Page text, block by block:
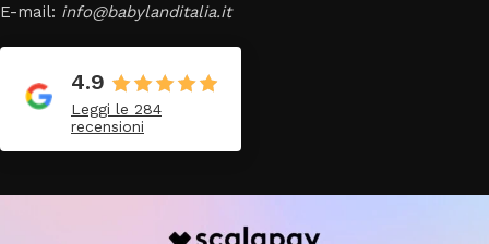
E-mail: info@babylanditalia.it
4.9
Leggi le 284
recensioni